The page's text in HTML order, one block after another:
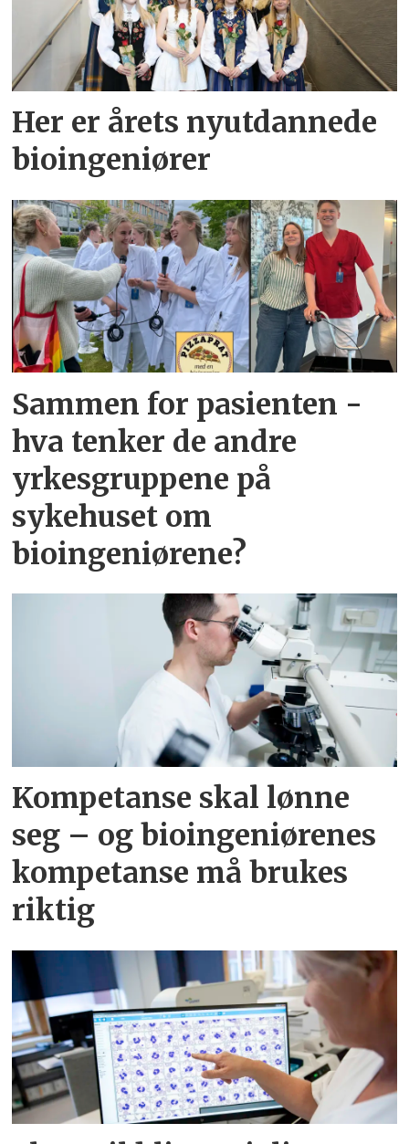
Her er årets nyutdannede
bioingeniører
Sammen for pasienten -
hva tenker de andre
yrkesgruppene på
sykehuset om
bioingeniørene?
Kompetanse skal lønne
seg – og bioingeniørenes
kompetanse må brukes
riktig